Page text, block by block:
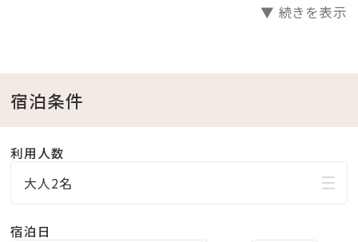
2025.12月～朝食メニューリニューアル(11/30ご宿泊以
降より適用)！
地場の食材をふんだんに使用した和洋織り交ざるお重
朝食を、この機会に是非ご賞味ください。
※アレルギーについては、事前にお知らせください。
▼ 続きを表示
宿泊条件
利用人数
大人2名
宿泊日